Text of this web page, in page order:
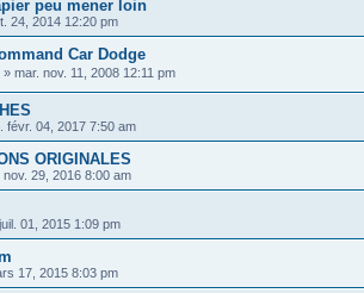
peu mener loin
24, 2014 12:20 pm
Car Dodge
» mar. nov. 11, 2008 12:11 pm
févr. 04, 2017 7:50 am
ORIGINALES
nov. 29, 2016 8:00 am
01, 2015 1:09 pm
17, 2015 8:03 pm